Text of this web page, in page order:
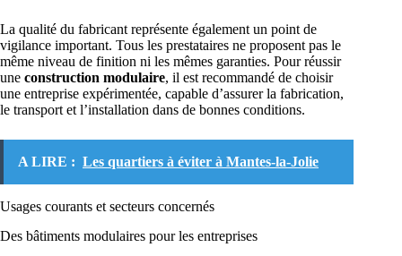
La qualité du fabricant représente également un point de
vigilance important. Tous les prestataires ne proposent pas le
même niveau de finition ni les mêmes garanties. Pour réussir
une construction modulaire, il est recommandé de choisir
une entreprise expérimentée, capable d’assurer la fabrication,
le transport et l’installation dans de bonnes conditions.
A LIRE : Les quartiers à éviter à Mantes-la-Jolie
Usages courants et secteurs concernés
Des bâtiments modulaires pour les entreprises